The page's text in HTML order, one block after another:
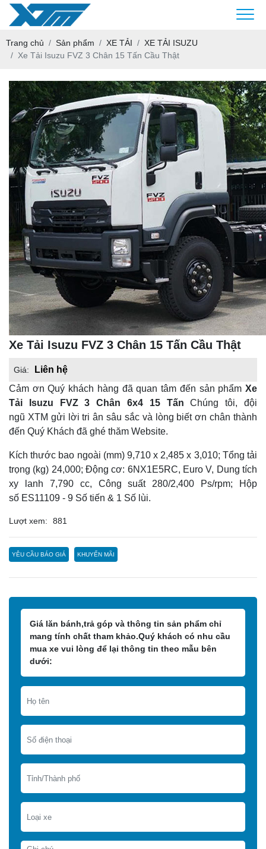
Trang chủ Sản phẩm XE TẢI
XE TẢI ISUZU
Xe Tải Isuzu FVZ 3 Chân 15 Tấn Cầu Thật
Xe Tải Isuzu FVZ 3 Chân 15 Tấn Cầu Thật
Giá:
Liên hệ
Cảm ơn Quý khách hàng đã quan tâm đến sản phẩm Xe
Tải Isuzu FVZ 3 Chân 6x4 15 Tấn Chúng tôi, đội
ngũ XTM gửi lời tri ân sâu sắc và lòng biết ơn chân thành
đến Quý Khách đã ghé thăm Website.
Kích thước bao ngoài (mm) 9,710 x 2,485 x 3,010; Tổng tải
trọng (kg) 24,000; Động cơ: 6NX1E5RC, Euro V, Dung tích
xy lanh 7,790 cc, Công suất 280/2,400 Ps/rpm; Hộp
số ES11109 - 9 Số tiến & 1 Số lùi.
Lượt xem: 881
YÊU CẦU BÁO GIÁ KHUYẾN MÃI
Giá lăn bánh,trả góp và thông tin sản phẩm chỉ
mang tính chất tham khảo.Quý khách có nhu cầu
mua xe vui lòng để lại thông tin theo mẫu bên
dưới: